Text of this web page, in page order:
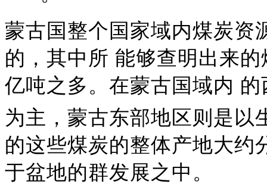
蒙古国整个国家域内煤炭资
的，其中所 能够查明出来
亿吨之多。在蒙古国域内
为主，蒙古东部地区则是以
的这些煤炭的整体产地大约
于盆地的群发展之中 。